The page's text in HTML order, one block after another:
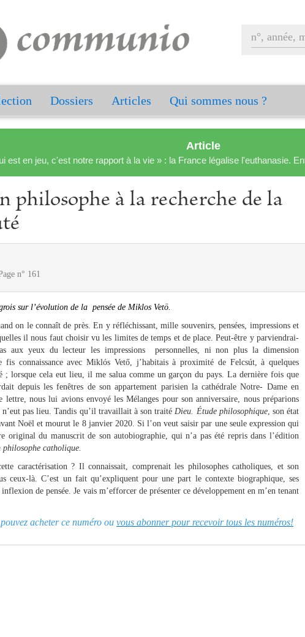
Dossiers Articles Qui sommes nous ?
Article
est en jeu, c'est notre rapport à la vie » : la France légalise l'euthanasie.
à la recherche de la
n° 161
sur l’évolution de la pensée de Miklos Vetö.
on le connaît de près. En y réfléchissant, mille souvenirs, pensées, impressions et
il nous faut choisir vu les limites de temps et de place. Peut-être y parviendrai-
aux yeux du lecteur les impressions personnelles, ni non plus la dimension
fis connaissance avec Miklós Vető, j’habitais à proximité de Felcsút, à quelques
; lorsque cela eut lieu, il me salua comme un garçon du pays. La dernière fois que
depuis les fenêtres de son appartement parisien la cathédrale Notre- Dame en
lettre, nous lui avions envoyé les Mélanges pour son anniversaire, nous préparions
pas lieu. Tandis qu’il travaillait à son traitéDieu. Étude philosophique, son état
Noël et mourut le 8 janvier 2020. Si l’on veut saisir par une seule expression qui
du manuscrit de son autobiographie, qui n’a pas été repris dans l’édition
catholique.
caractérisation ? Il connaissait, comprenait les philosophes catholiques, et son
ceux-là. C’est un fait qu’expliquent pour une part le contexte biographique, ses
de pensée. Je vais m’efforcer de présenter ce développement en m’en tenant
acheter ce numéro ou vous abonner pour recevoir tous les numéros!